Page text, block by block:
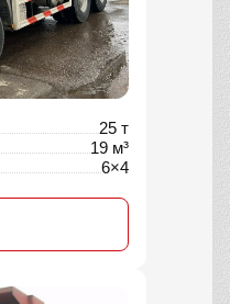
25 т
19 м³
6×4